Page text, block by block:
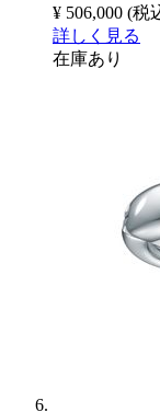
¥ 506,000 (税
詳しく見る
在庫あり